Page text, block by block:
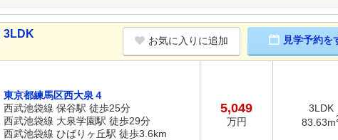
3LDK
お気に入りに追加 見学予約を
東京都練馬区西大泉４
西武池袋線 保谷駅 徒歩25分
西武池袋線 大泉学園駅 徒歩29分
西武池袋線 ひばりヶ丘駅 徒歩3.6km
5,049
万円
3LDK
83.63m